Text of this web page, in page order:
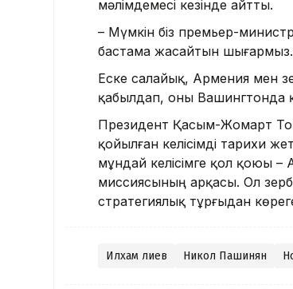
мәлімдемесі кезінде айтты.
– Мүмкін біз премьер-
бастама жасайтын шығармыз.
Еске салайық, Армения мен
қабылдап, оны Вашингтонда
Президент Қасым-Жомарт
қойылған келісімді тарихи
мұндай келісімге қол қоюы –
миссиясының арқасы. Ол
стратегиялық тұрғыдан
Илхам Әлиев Никол Пашинян